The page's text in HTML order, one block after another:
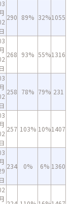
日
290 89% 32%1055
日
268 93% 55%1316
日
258 78% 79% 231
日
257 103% 10%1407
日
234 0% 6% 1360